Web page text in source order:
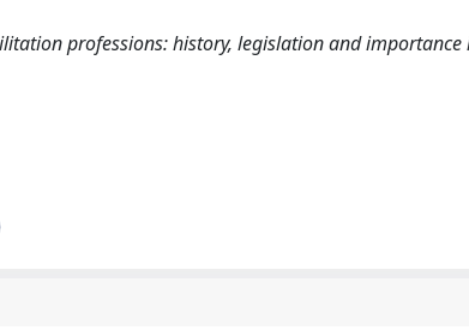
professions: history, legislation and